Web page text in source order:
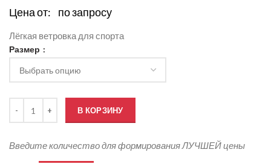
Цена от: по запросу
Лёгкая ветровка для спорта
Размер
В КОРЗИНУ
Введите количество для формирования ЛУЧШЕЙ цены